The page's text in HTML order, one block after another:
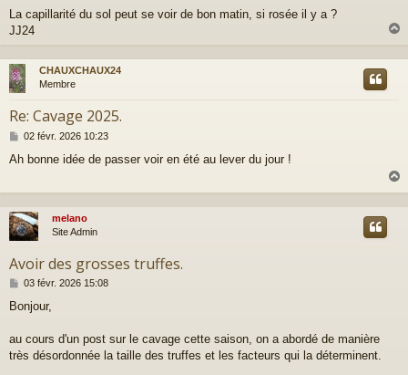
a
g
La capillarité du sol peut se voir de bon matin, si rosée il y a ?
JJ24
u
CHAUXCHAUX24
Membre
Re: Cavage 2025.
M
s
e
02 févr. 2026 10:23
Ah bonne idée de passer voir en été au lever du jour !
a
melano
Site Admin
Avoir des grosses truffes.
M
s
a
g
03 févr. 2026 15:08
Bonjour,
au cours d'un post sur le cavage cette saison, on a abordé de manière
très désordonnée la taille des truffes et les facteurs qui la déterminent.